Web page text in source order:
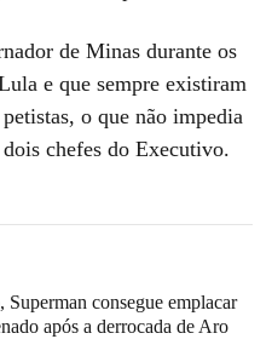
de Minas durante os
e que sempre existiram
o que não impedia
chefes do Executivo.
consegue emplacar
após a derrocada de Aro